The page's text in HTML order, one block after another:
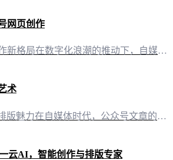
网页创作
智慧之笔，重塑内容创作新格局在数字化浪潮的推动下，自媒体行业正经历着前所未有的变革。公众号作为信息传播的重要阵地，其内容的质量与形式成为了品牌影响力的关键。今天，让我们一同探索“有一云AI”，这款专为自媒体创作者设计的智能写作与排版工具，如何革新公众号网页创作。 AI赋能，创作无界“有一云AI”以其创新的AI技术服务，为自媒体创作者提供了一个强大的内容创作平台。它不仅能够自动化大部分创作需求，还
术
一、探索“有一云AI”的排版魅力在自媒体时代，公众号文章的排版不仅是一门技术，更是一种艺术。而“有一云AI”，这款创新型AI智能写作+排版软件，正以其卓越的功能，为自媒体创作者们带来前所未有的排版体验。 二、千款皮肤，打造个性化风格“有一云AI”在内容排版方面，提供了包含标题、内容、图文、分隔、引导五大类数千款装修皮肤。无论是追求简约大气，还是偏好炫酷个性，都能在这里找到心仪的模板。 三、跨平台
云AI，智能创作与排版专家